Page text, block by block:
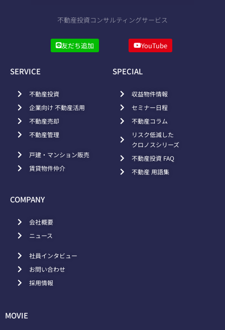
不動産投資コンサルティングサービス
友だち追加 YouTube
SERVICE
不動産投資
企業向け 不動産活用
不動産売却
不動産管理
戸建・マンション販売
賃貸物件仲介
SPECIAL
収益物件情報
セミナー日程
不動産コラム
リスク低減した
クロノスシリーズ
不動産投資 FAQ
不動産 用語集
COMPANY
会社概要
ニュース
社員インタビュー
お問い合わせ
採用情報
MOVIE